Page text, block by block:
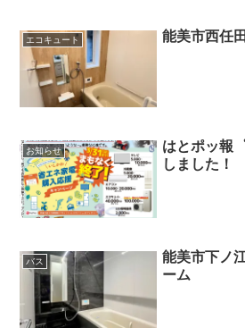
エコキュート 能美市西任
お知らせ
はとポッ報
しました！
バス
能美市下ノ
ーム